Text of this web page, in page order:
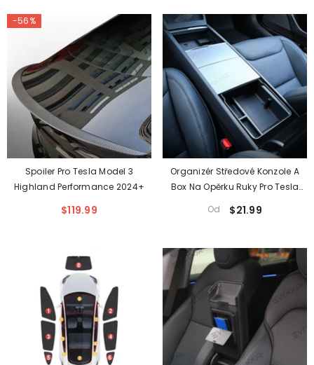
-56%
Spoiler Pro Tesla Model 3
Highland Performance 2024+
$119.99
Organizér Středové Konzole A
Box Na Opěrku Ruky Pro Tesla
Od $21.99